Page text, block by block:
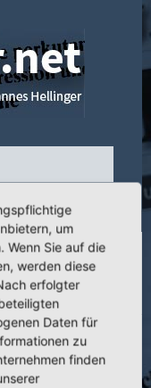
um
Wenn Sie auf die
werden diese
erfolgter
Daten für
zu
finden